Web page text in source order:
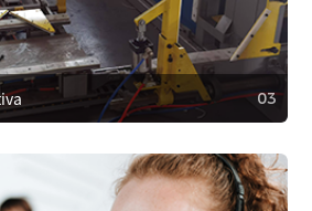
instalará y ajustará el equipo en el
una configuración adecuada y un
sin problemas.
03